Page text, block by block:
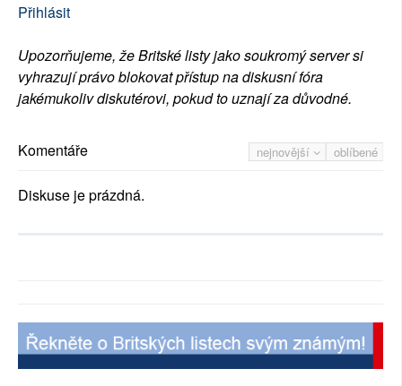
Přihlásit
Upozorňujeme, že Britské listy jako soukromý server si
vyhrazují právo blokovat přístup na diskusní fóra
jakémukoliv diskutérovi, pokud to uznají za důvodné.
nejnovější oblíbené
Komentáře
Diskuse je prázdná.